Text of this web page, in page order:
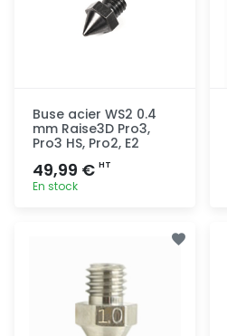
Buse acier WS2 0.4
mm Raise3D Pro3,
Pro3 HS, Pro2, E2
49,99 € HT
En stock